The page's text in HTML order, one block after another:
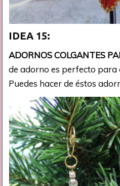
IDEA 15:
ADORNOS COLGANTES
de adorno es perfecto para
Puedes hacer de éstos